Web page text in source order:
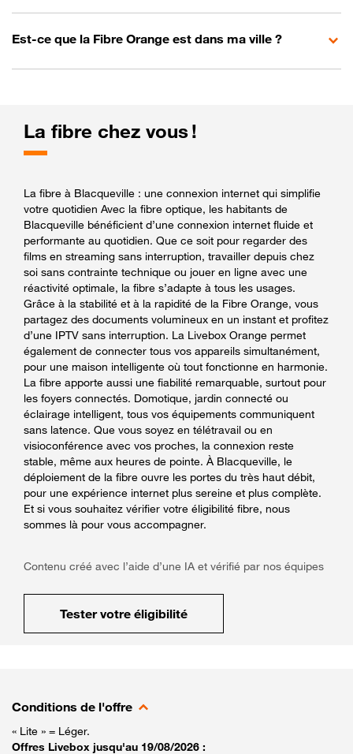
Est-ce que la Fibre Orange est dans ma ville ?
La fibre chez vous !
La fibre à Blacqueville : une connexion internet qui simplifie
votre quotidien Avec la fibre optique, les habitants de
Blacqueville bénéficient d’une connexion internet fluide et
performante au quotidien. Que ce soit pour regarder des
films en streaming sans interruption, travailler depuis chez
soi sans contrainte technique ou jouer en ligne avec une
réactivité optimale, la fibre s’adapte à tous les usages.
Grâce à la stabilité et à la rapidité de la Fibre Orange, vous
partagez des documents volumineux en un instant et profitez
d’une IPTV sans interruption. La Livebox Orange permet
également de connecter tous vos appareils simultanément,
pour une maison intelligente où tout fonctionne en harmonie.
La fibre apporte aussi une fiabilité remarquable, surtout pour
les foyers connectés. Domotique, jardin connecté ou
éclairage intelligent, tous vos équipements communiquent
sans latence. Que vous soyez en télétravail ou en
visioconférence avec vos proches, la connexion reste
stable, même aux heures de pointe. À Blacqueville, le
déploiement de la fibre ouvre les portes du très haut débit,
pour une expérience internet plus sereine et plus complète.
Et si vous souhaitez vérifier votre éligibilité fibre, nous
sommes là pour vous accompagner.
Contenu créé avec l’aide d’une IA et vérifié par nos équipes
Tester votre éligibilité
Conditions de l'offre
« Lite » = Léger.
Offres Livebox jusqu'au 19/08/2026 :